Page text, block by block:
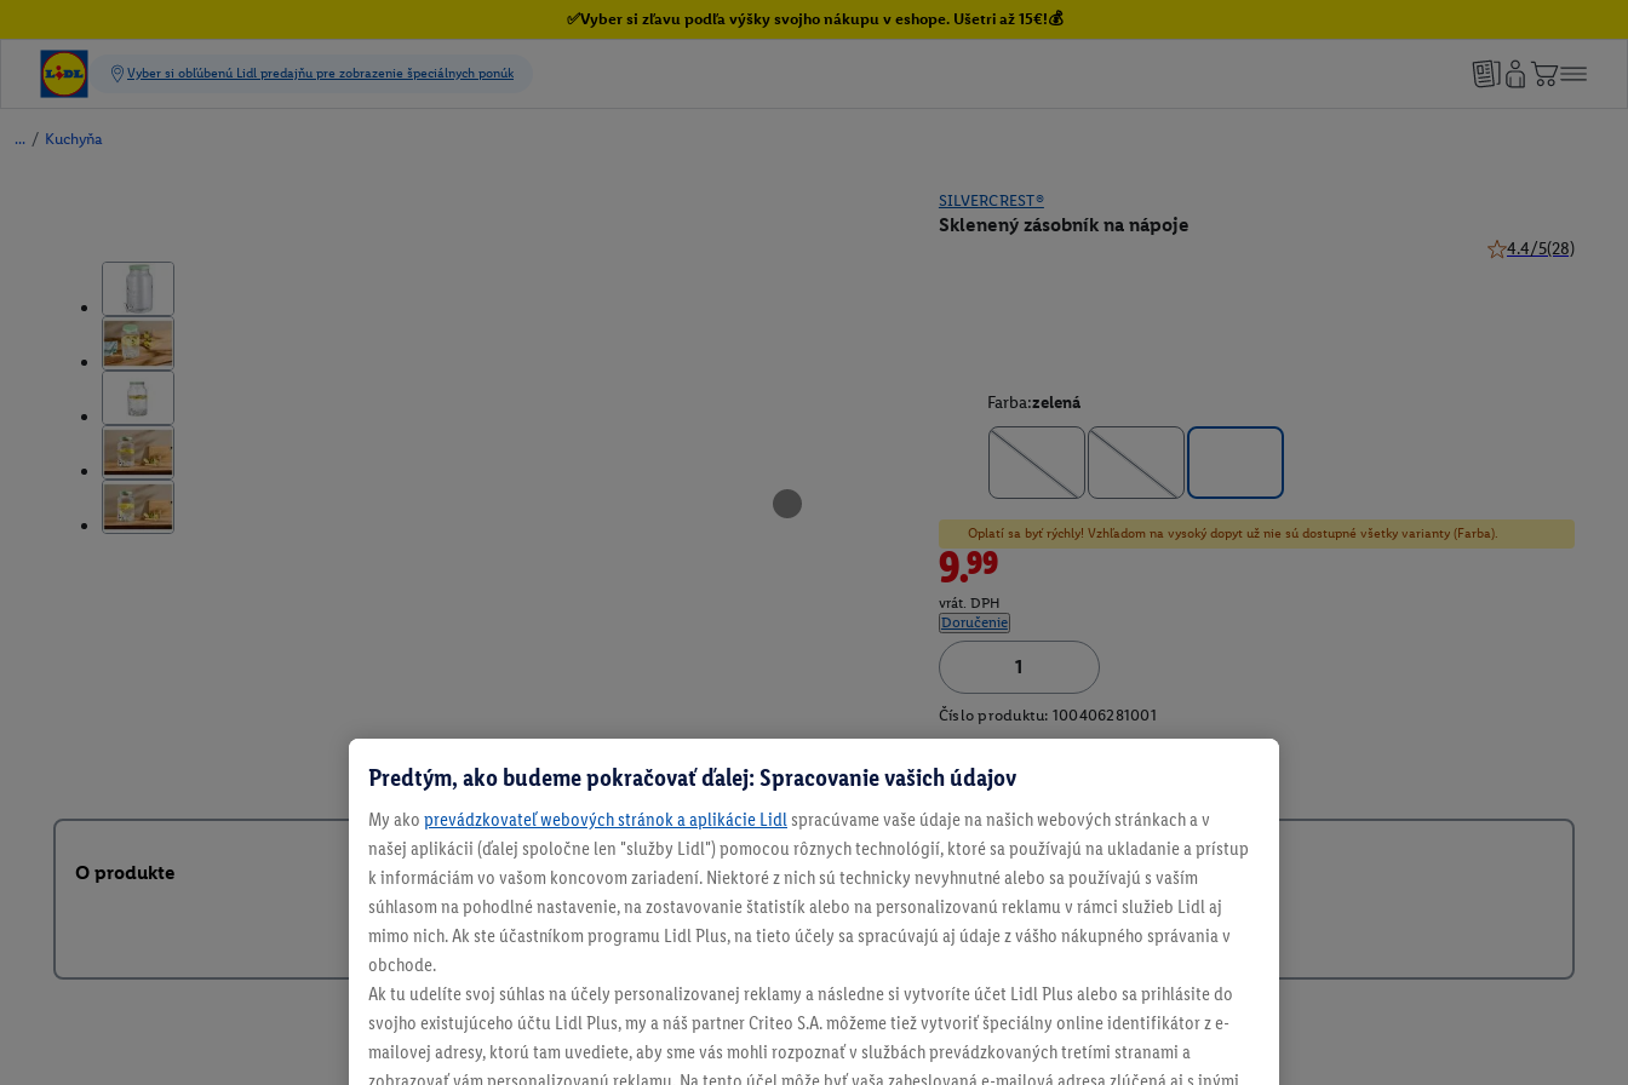
✅Vyber si zľavu podľa výšky svojho nákupu v eshope. Ušetri až 15€!💰
/ Kuchyňa
SILVERCREST®
Sklenený zásobník na nápoje
4.4/5(28)
Farba:zelená
Oplatí sa byť rýchly! Vzhľadom na vysoký dopyt už nie sú dostupné všetky varianty (Farba).
9.99
vrát. DPH
Doručenie
Číslo produktu: 100406281001
O produkte
Predtým, ako budeme pokračovať ďalej: Spracovanie vašich údajov
My ako prevádzkovateľ webových stránok a aplikácie Lidl spracúvame vaše údaje na našich webových stránkach a v
našej aplikácii (ďalej spoločne len "služby Lidl") pomocou rôznych technológií, ktoré sa používajú na ukladanie a prístup
k informáciám vo vašom koncovom zariadení. Niektoré z nich sú technicky nevyhnutné alebo sa používajú s vaším
súhlasom na pohodlné nastavenie, na zostavovanie štatistík alebo na personalizovanú reklamu v rámci služieb Lidl aj
mimo nich. Ak ste účastníkom programu Lidl Plus, na tieto účely sa spracúvajú aj údaje z vášho nákupného správania v
obchode.
Ak tu udelíte svoj súhlas na účely personalizovanej reklamy a následne si vytvoríte účet Lidl Plus alebo sa prihlásite do
svojho existujúceho účtu Lidl Plus, my a náš partner Criteo S.A. môžeme tiež vytvoriť špeciálny online identifikátor z e-
mailovej adresy, ktorú tam uvediete, aby sme vás mohli rozpoznať v službách prevádzkovaných tretími stranami a